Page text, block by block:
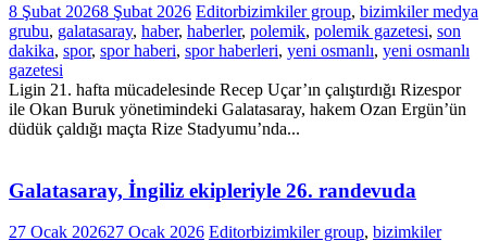
8 Şubat 20268 Şubat 2026 Editorbizimkiler group, bizimkiler medya
grubu, galatasaray, haber, haberler, polemik, polemik gazetesi, son
dakika, spor, spor haberi, spor haberleri, yeni osmanlı, yeni osmanlı
gazetesi
Ligin 21. hafta mücadelesinde Recep Uçar’ın çalıştırdığı Rizespor
ile Okan Buruk yönetimindeki Galatasaray, hakem Ozan Ergün’ün
düdük çaldığı maçta Rize Stadyumu’nda...
Galatasaray, İngiliz ekipleriyle 26. randevuda
27 Ocak 202627 Ocak 2026 Editorbizimkiler group, bizimkiler